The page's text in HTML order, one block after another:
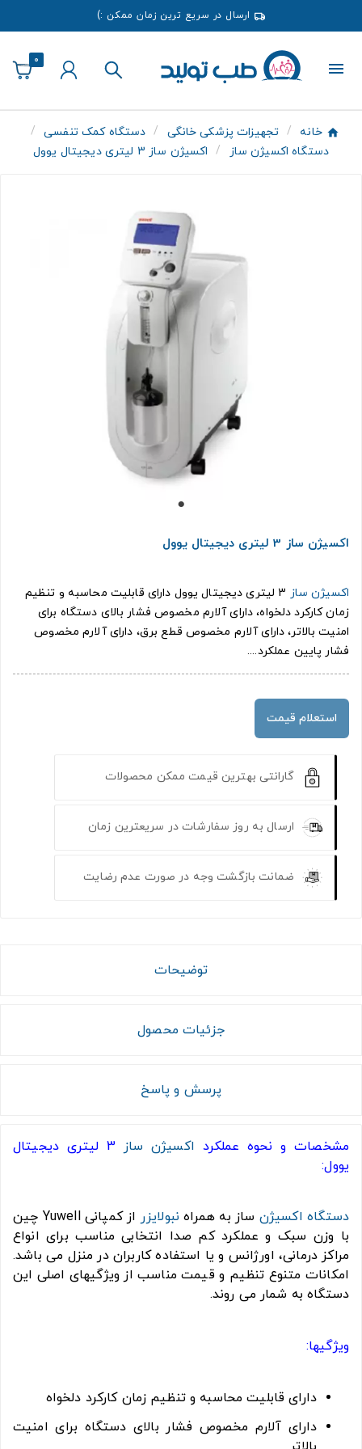
ارسال در سریع ترین زمان ممکن :)
0
خانه تجهیزات پزشکی خانگی
دستگاه کمک تنفسی
دستگاه اکسیژن ساز
اکسیژن ساز 3 لیتری دیجیتال یوول
اکسیژن ساز 3 لیتری دیجیتال یوول
اکسیژن ساز
3 لیتری دیجیتال یوول دارای قابلیت محاسبه و تنظیم
زمان کارکرد دلخواه، دارای آلارم مخصوص فشار بالای دستگاه برای
امنیت بالاتر، دارای آلارم مخصوص قطع برق، دارای آلارم مخصوص
فشار پایین عملکرد....
استعلام قیمت
گارانتی بهترین قیمت ممکن محصولات
ارسال به روز سفارشات در سریعترین زمان
ضمانت بازگشت وجه در صورت عدم رضایت
توضیحات
جزئیات محصول
پرسش و پاسخ
مشخصات و نحوه عملکرد اکسیژن ساز
3 لیتری دیجیتال
یوول:
دستگاه اکسیژن ساز به همراه نبولایزر
از کمپانی Yuwell چین
با وزن سبک و عملکرد کم صدا انتخابی مناسب برای انواع
مراکز درمانی، اورژانس و یا استفاده کاربران در منزل می باشد.
امکانات متنوع تنظیم و قیمت مناسب از ویژگیهای اصلی این
دستگاه به شمار می روند.
ویژگیها:
دارای قابلیت محاسبه و تنظیم زمان کارکرد دلخواه
دارای آلارم مخصوص فشار بالای دستگاه برای امنیت